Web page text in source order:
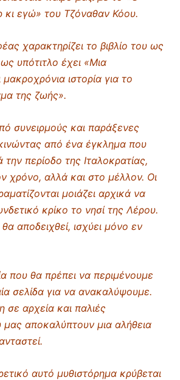
κι εγώ» του Τζόναθαν Κόου.
χαρακτηρίζει το βιβλίο του ως
υπότιτλο έχει «Μια
ιστορία για το
της ζωής».
συνειρμούς και παράξενες
από ένα έγκλημα που
περίοδο της Ιταλοκρατίας,
χρόνο, αλλά και στο μέλλον. Οι
μοιάζει αρχικά να
κρίκο το νησί της Λέρου.
αποδειχθεί, ισχύει μόνο εν
που θα πρέπει να περιμένουμε
σελίδα για να ανακαλύψουμε.
σε αρχεία και παλιές
αποκαλύπτουν μια αλήθεια
αυτό μυθιστόρημα κρύβεται